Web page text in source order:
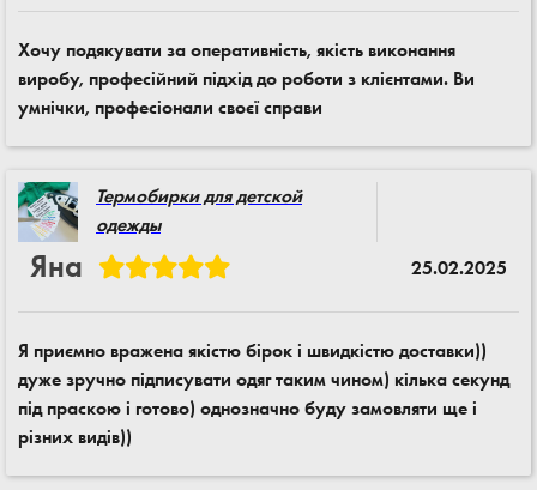
Хочу подякувати за оперативність, якість виконання
виробу, професійний підхід до роботи з клієнтами. Ви
умнічки, професіонали своєї справи
Термобирки для детской
одежды
Яна 25.02.2025
Я приємно вражена якістю бірок і швидкістю доставки))
дуже зручно підписувати одяг таким чином) кілька секунд
під праскою і готово) однозначно буду замовляти ще і
різних видів))